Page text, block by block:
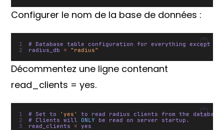
Configurer le nom de la base de données :
# Database table configuration for everything except
radius_db = "radius"
Décommentez une ligne contenant
read_clients = yes.
# Set to 'yes'
to read radius clients from the
# Clients will ONLY be read on server startup.
read_clients = yes